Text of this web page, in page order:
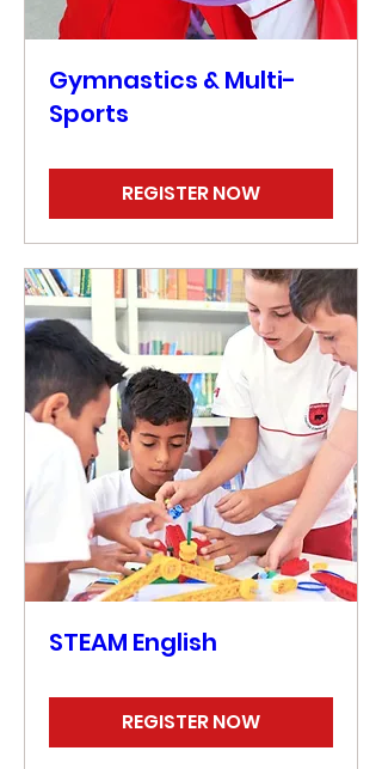
Gymnastics & Multi-
Sports
REGISTER NOW
STEAM English
REGISTER NOW